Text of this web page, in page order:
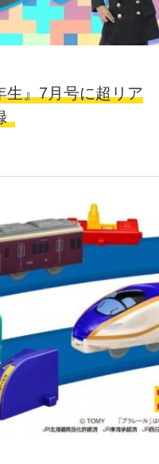
生』7月号に超リア